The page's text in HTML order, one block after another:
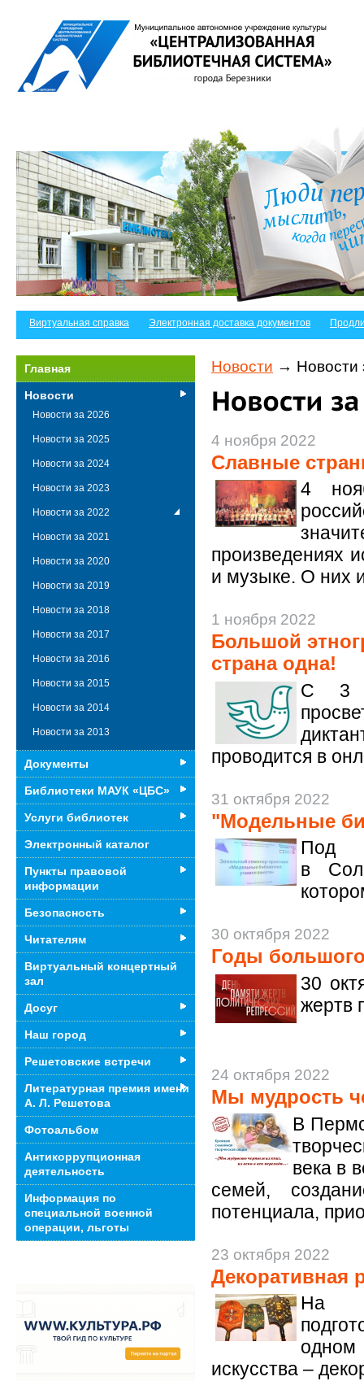
Виртуальная справка Электронная доставка документов
Новости → Новости
4 ноября 2022
Славные
4
произведениях
и музыке. О них
1 ноября 2022
Большой
страна одна!
С 3
проводится в
31 октября 2022
"Модельные
Под
в
30 октября 2022
Годы
30
жертв
24 октября 2022
Мы мудрость
В
века в
семей,
потенциала,
23 октября 2022
Декоративная
На
одном
искусства –
Главная
Новости
Новости за 2026
Новости за 2025
Новости за 2024
Новости за 2023
Новости за 2022
Новости за 2021
Новости за 2020
Новости за 2019
Новости за 2018
Новости за 2017
Новости за 2016
Новости за 2015
Новости за 2014
Новости за 2013
Документы
Библиотеки МАУК «ЦБС»
Услуги библиотек
Электронный каталог
Пункты правовой
информации
Безопасность
Читателям
Виртуальный концертный
зал
Досуг
Наш город
Решетовские встречи
Литературная премия имени
А. Л. Решетова
Фотоальбом
Антикоррупционная
деятельность
Информация по
специальной военной
операции, льготы